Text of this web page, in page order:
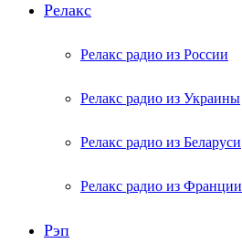
Релакс
Релакс радио из России
Релакс радио из Украины
Релакс радио из Беларуси
Релакс радио из Франции
Рэп